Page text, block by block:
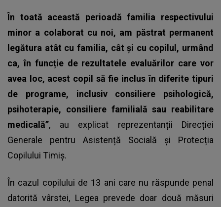
În toată această perioadă familia respectivului
minor a colaborat cu noi, am păstrat permanent
legătura atât cu familia, cât și cu copilul, urmând
ca, în funcție de rezultatele evaluărilor care vor
avea loc, acest copil să fie inclus în diferite tipuri
de programe, inclusiv consiliere psihologică,
psihoterapie, consiliere familială sau reabilitare
medicală”, au explicat reprezentanții Direcției
Generale pentru Asistență Socială și Protecția
Copilului Timiș.
În cazul copilului de 13 ani care nu răspunde penal
datorită vârstei, Legea prevede doar două măsuri